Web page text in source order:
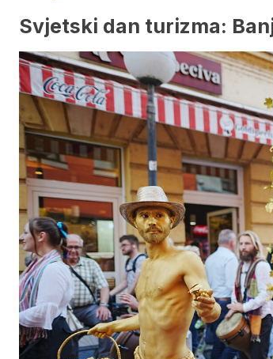
Svjetski dan turizma: